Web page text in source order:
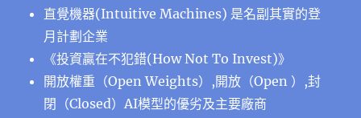
直覺機器(Intuitive Machines) 是名副其實的登
月計劃企業
《投資贏在不犯錯(How Not To Invest)》
開放權重（Open Weights）,開放（Open ）,封
閉（Closed）AI模型的優劣及主要廠商